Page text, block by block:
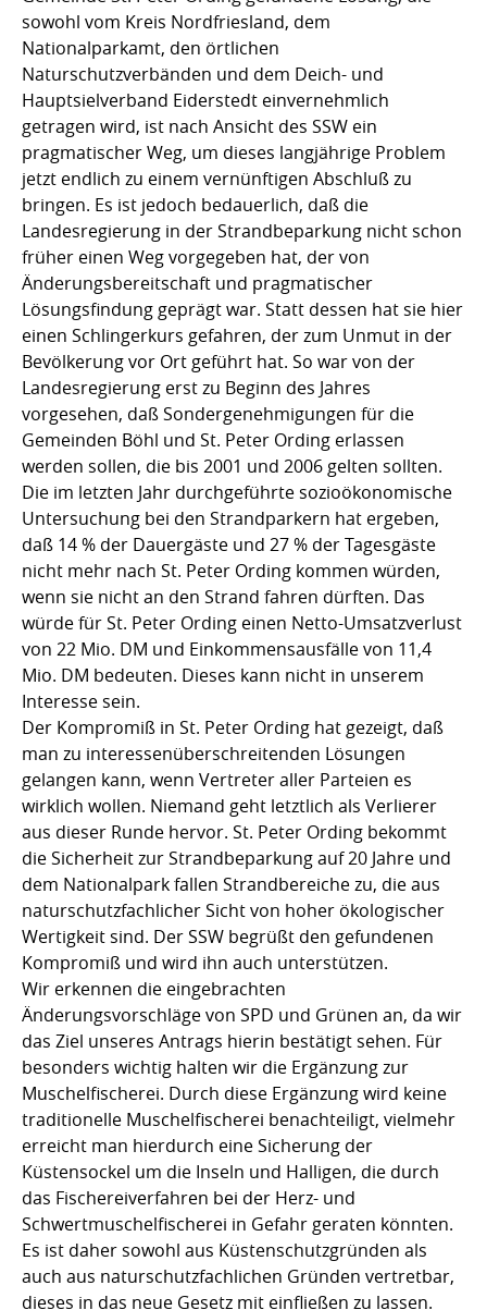
sowohl vom Kreis Nordfriesland, dem
Nationalparkamt, den örtlichen
Naturschutzverbänden und dem Deich- und
Hauptsielverband Eiderstedt einvernehmlich
getragen wird, ist nach Ansicht des SSW ein
pragmatischer Weg, um dieses langjährige Problem
jetzt endlich zu einem vernünftigen Abschluß zu
bringen. Es ist jedoch bedauerlich, daß die
Landesregierung in der Strandbeparkung nicht schon
früher einen Weg vorgegeben hat, der von
Änderungsbereitschaft und pragmatischer
Lösungsfindung geprägt war. Statt dessen hat sie hier
einen Schlingerkurs gefahren, der zum Unmut in der
Bevölkerung vor Ort geführt hat. So war von der
Landesregierung erst zu Beginn des Jahres
vorgesehen, daß Sondergenehmigungen für die
Gemeinden Böhl und St. Peter Ording erlassen
werden sollen, die bis 2001 und 2006 gelten sollten.
Die im letzten Jahr durchgeführte sozioökonomische
Untersuchung bei den Strandparkern hat ergeben,
daß 14 % der Dauergäste und 27 % der Tagesgäste
nicht mehr nach St. Peter Ording kommen würden,
wenn sie nicht an den Strand fahren dürften. Das
würde für St. Peter Ording einen Netto-Umsatzverlust
von 22 Mio. DM und Einkommensausfälle von 11,4
Mio. DM bedeuten. Dieses kann nicht in unserem
Interesse sein.
Der Kompromiß in St. Peter Ording hat gezeigt, daß
man zu interessenüberschreitenden Lösungen
gelangen kann, wenn Vertreter aller Parteien es
wirklich wollen. Niemand geht letztlich als Verlierer
aus dieser Runde hervor. St. Peter Ording bekommt
die Sicherheit zur Strandbeparkung auf 20 Jahre und
dem Nationalpark fallen Strandbereiche zu, die aus
naturschutzfachlicher Sicht von hoher ökologischer
Wertigkeit sind. Der SSW begrüßt den gefundenen
Kompromiß und wird ihn auch unterstützen.
Wir erkennen die eingebrachten
Änderungsvorschläge von SPD und Grünen an, da wir
das Ziel unseres Antrags hierin bestätigt sehen. Für
besonders wichtig halten wir die Ergänzung zur
Muschelfischerei. Durch diese Ergänzung wird keine
traditionelle Muschelfischerei benachteiligt, vielmehr
erreicht man hierdurch eine Sicherung der
Küstensockel um die Inseln und Halligen, die durch
das Fischereiverfahren bei der Herz- und
Schwertmuschelfischerei in Gefahr geraten könnten.
Es ist daher sowohl aus Küstenschutzgründen als
auch aus naturschutzfachlichen Gründen vertretbar,
dieses in das neue Gesetz mit einfließen zu lassen.